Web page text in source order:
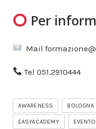
Per
Mail
Tel 051.2910444
AWARENESS BOLOGNA
EASYACADEMY EVENTO